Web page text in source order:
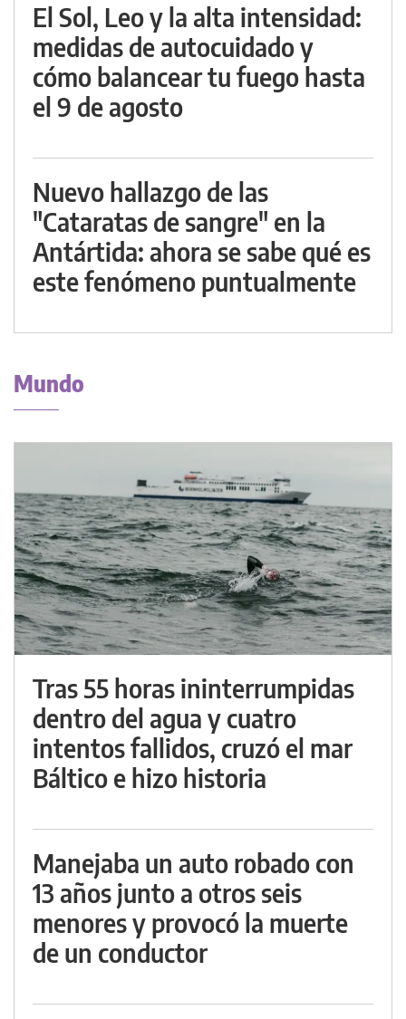
El Sol, Leo y la alta intensidad:
medidas de autocuidado y
cómo balancear tu fuego hasta
el 9 de agosto
Nuevo hallazgo de las
"Cataratas de sangre" en la
Antártida: ahora se sabe qué es
este fenómeno puntualmente
Mundo
Tras 55 horas ininterrumpidas
dentro del agua y cuatro
intentos fallidos, cruzó el mar
Báltico e hizo historia
Manejaba un auto robado con
13 años junto a otros seis
menores y provocó la muerte
de un conductor